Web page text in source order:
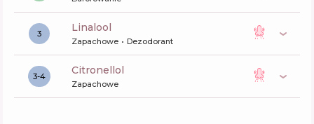
3 linalool
Zapachowe Dezodorant
3-4 citronellol
Zapachowe